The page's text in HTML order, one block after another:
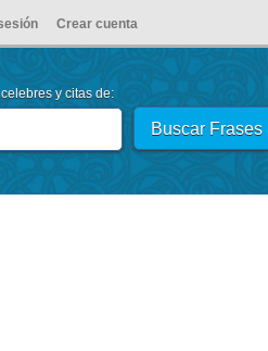
Crear cuenta
y citas de: